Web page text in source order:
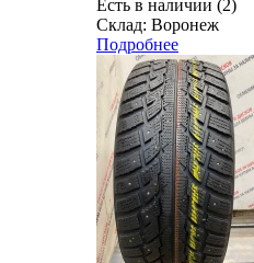
Есть в наличии (2)
Склад: Воронеж
Подробнее